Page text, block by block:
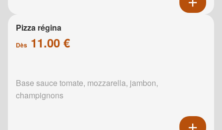
Pizza régina
Dès 11.00 €
Base sauce tomate, mozzarella, jambon,
champignons